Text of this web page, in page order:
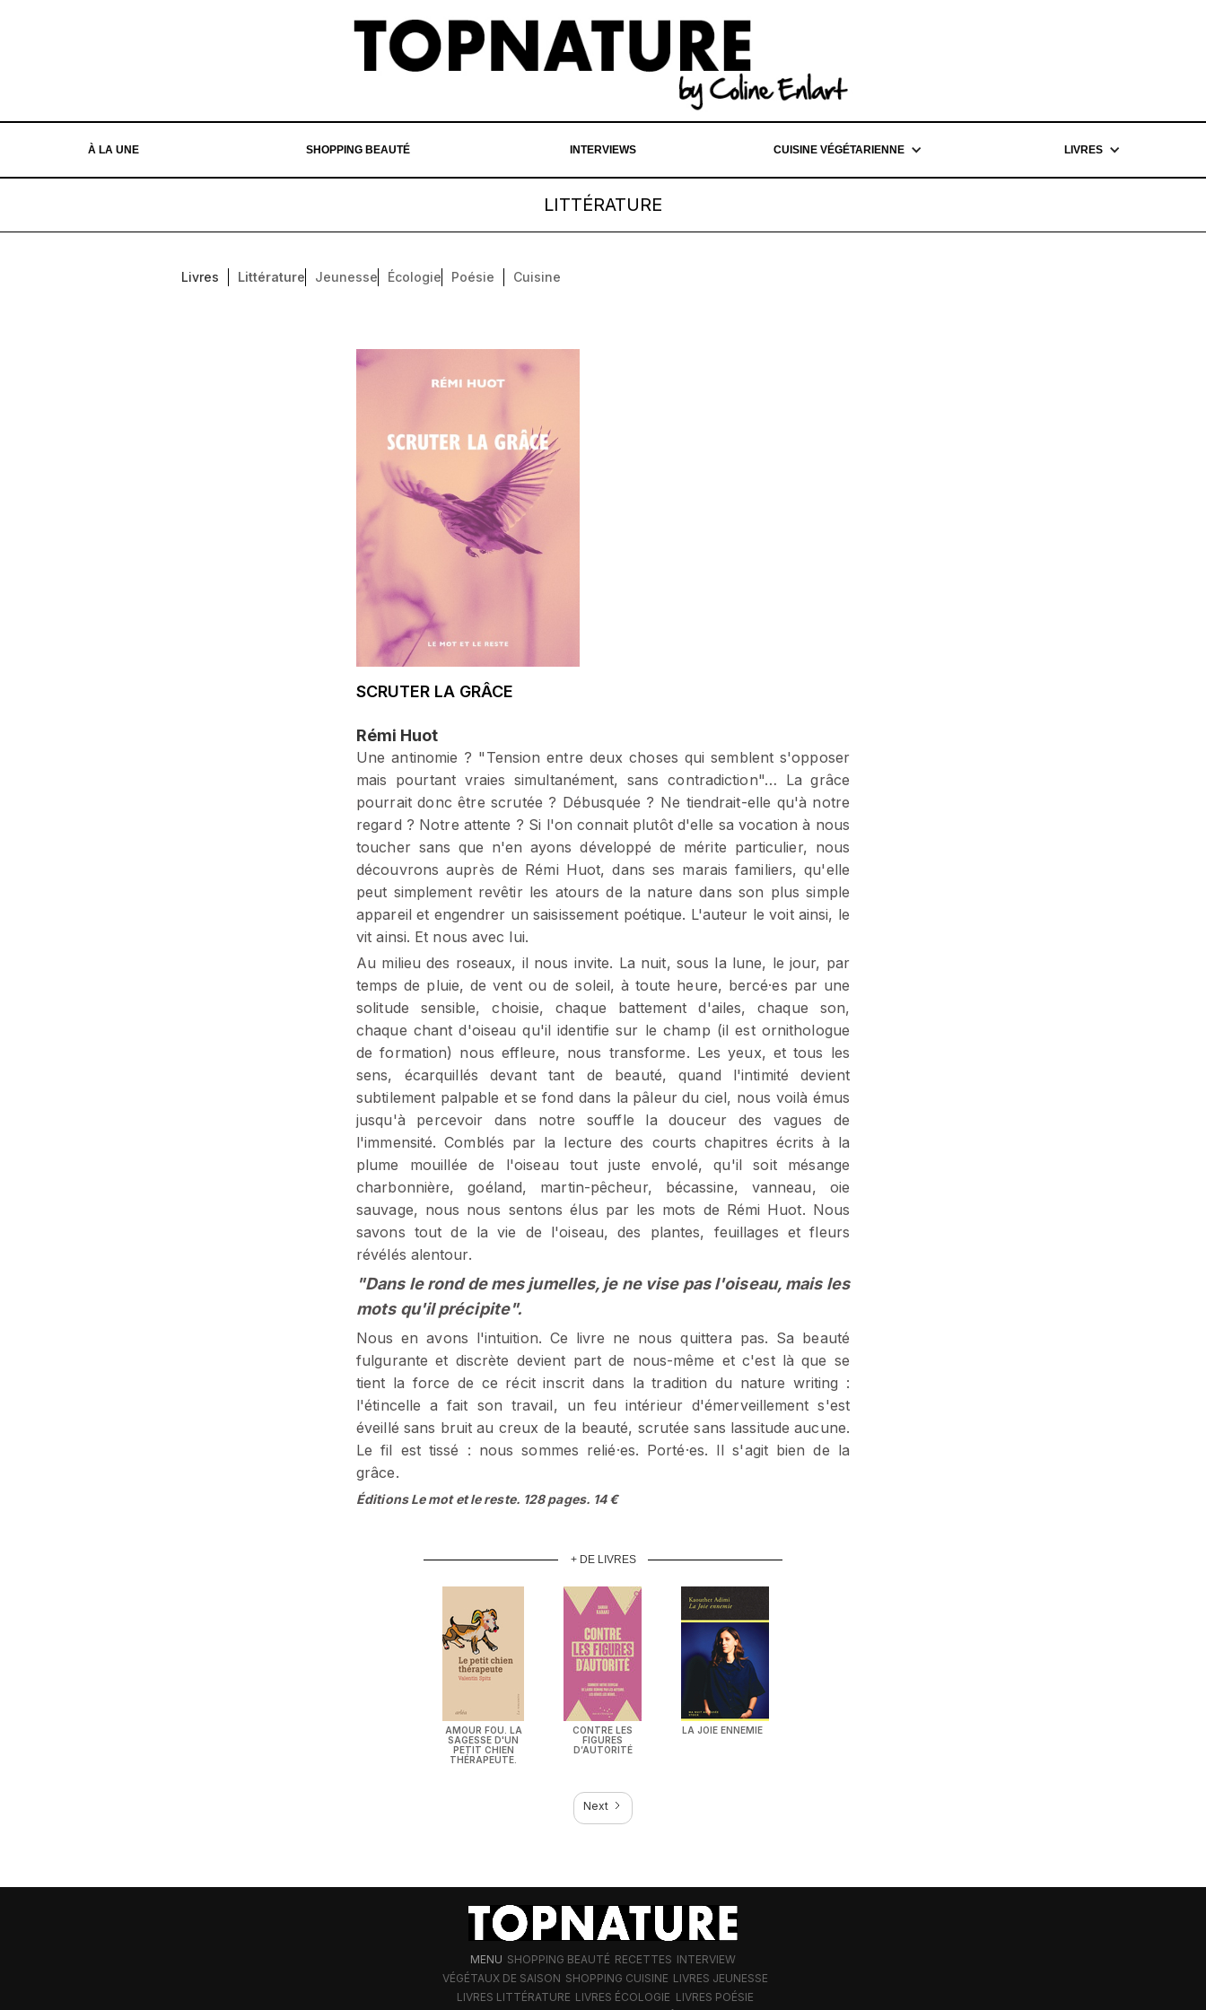
À LA UNE SHOPPING BEAUTÉ INTERVIEWS CUISINE VÉGÉTARIENNE LIVRES
LITTÉRATURE
Livres Littérature Jeunesse Écologie Poésie Cuisine
SCRUTER LA GRÂCE
Rémi Huot
Une antinomie ? "Tension entre deux choses qui semblent s'opposer
mais pourtant vraies simultanément, sans contradiction"… La grâce
pourrait donc être scrutée ? Débusquée ? Ne tiendrait-elle qu'à notre
regard ? Notre attente ? Si l'on connait plutôt d'elle sa vocation à nous
toucher sans que n'en ayons développé de mérite particulier, nous
découvrons auprès de Rémi Huot, dans ses marais familiers, qu'elle
peut simplement revêtir les atours de la nature dans son plus simple
appareil et engendrer un saisissement poétique. L'auteur le voit ainsi, le
vit ainsi. Et nous avec lui.
Au milieu des roseaux, il nous invite. La nuit, sous la lune, le jour, par
temps de pluie, de vent ou de soleil, à toute heure, bercé·es par une
solitude sensible, choisie, chaque battement d'ailes, chaque son,
chaque chant d'oiseau qu'il identifie sur le champ (il est ornithologue
de formation) nous effleure, nous transforme. Les yeux, et tous les
sens, écarquillés devant tant de beauté, quand l'intimité devient
subtilement palpable et se fond dans la pâleur du ciel, nous voilà émus
jusqu'à percevoir dans notre souffle la douceur des vagues de
l'immensité. Comblés par la lecture des courts chapitres écrits à la
plume mouillée de l'oiseau tout juste envolé, qu'il soit mésange
charbonnière, goéland, martin-pêcheur, bécassine, vanneau, oie
sauvage, nous nous sentons élus par les mots de Rémi Huot. Nous
savons tout de la vie de l'oiseau, des plantes, feuillages et fleurs
révélés alentour.
"Dans le rond de mes jumelles, je ne vise pas l'oiseau, mais les
mots qu'il précipite".
Nous en avons l'intuition. Ce livre ne nous quittera pas. Sa beauté
fulgurante et discrète devient part de nous-même et c'est là que se
tient la force de ce récit inscrit dans la tradition du nature writing :
l'étincelle a fait son travail, un feu intérieur d'émerveillement s'est
éveillé sans bruit au creux de la beauté, scrutée sans lassitude aucune.
Le fil est tissé : nous sommes relié·es. Porté·es. Il s'agit bien de la
grâce.
Éditions Le mot et le reste. 128 pages. 14 €
+ DE LIVRES
AMOUR FOU. LA
SAGESSE D'UN
PETIT CHIEN
THÉRAPEUTE.
CONTRE LES
FIGURES
D’AUTORITÉ
LA JOIE ENNEMIE
Next
MENU SHOPPING BEAUTÉ RECETTES INTERVIEW
VÉGÉTAUX DE SAISON SHOPPING CUISINE LIVRES JEUNESSE
LIVRES LITTÉRATURE LIVRES ÉCOLOGIE LIVRES POÉSIE